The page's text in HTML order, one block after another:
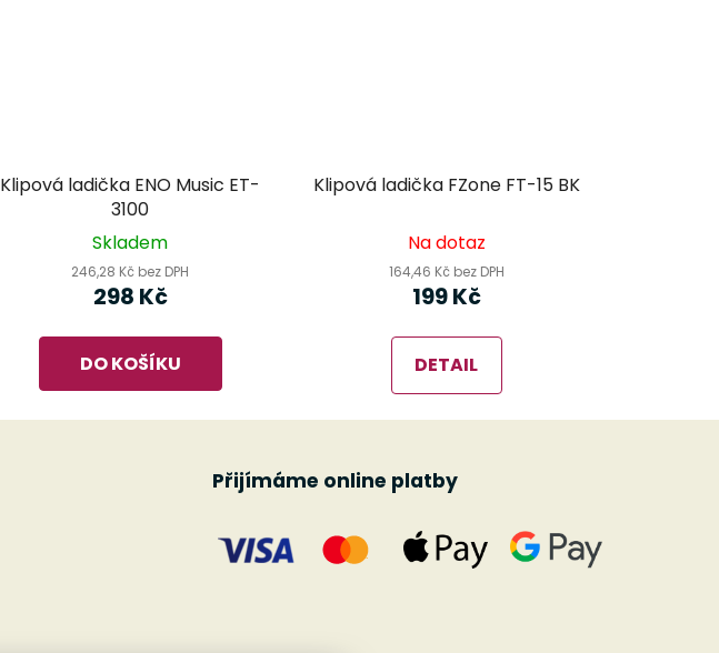
Klipová ladička ENO Music ET-
3100
Skladem
246,28 Kč bez DPH
298 Kč
DO KOŠÍKU
Klipová ladička FZone FT-15 BK
Na dotaz
164,46 Kč bez DPH
199 Kč
DETAIL
Přijímáme online platby